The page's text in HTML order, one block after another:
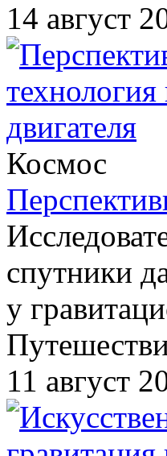
14 август
Космос
спутники
у
11 август